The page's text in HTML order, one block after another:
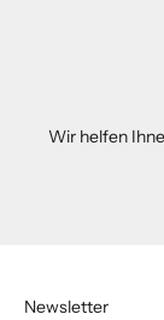
Wir helfen
Newsletter